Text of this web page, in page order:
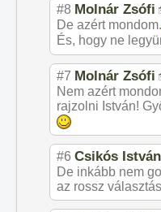
#8 Molnár Zsófi
De azért mondom.
És, hogy ne
#7 Molnár Zsófi
Nem azért
rajzolni István!
#6 Csikós István
De inkább nem
az rossz